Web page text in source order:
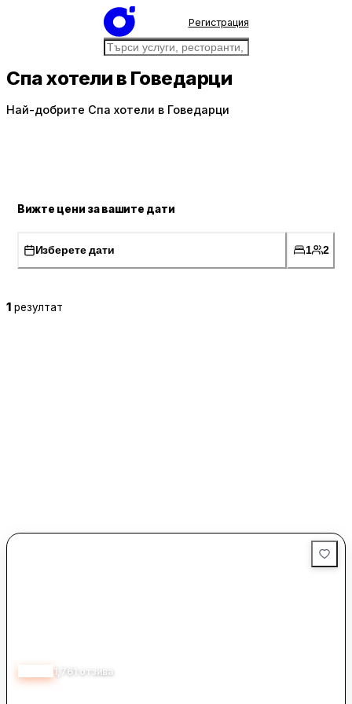
Регистрация
Спа хотели в Говедарци
Най-добрите Спа хотели в Говедарци
Вижте цени за вашите дати
Изберете дати 1 2
1 резултат
1,761 отзива